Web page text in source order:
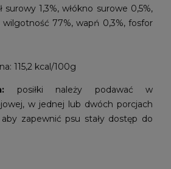
surowy 1,3%, włókno surowe 0,5%,
wilgotność 77%, wapń 0,3%, fosfor
115,2 kcal/100g
posiłki należy podawać w
w jednej lub dwóch porcjach
zapewnić psu stały dostęp do